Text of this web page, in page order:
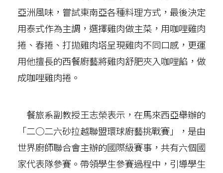
亞洲風味，嘗試東南亞各種料理方式，最後決定
用泰式作為主調，選擇雞肉做主菜，用咖哩雞肉
捲、春捲、打拋雞肉塔呈現雞肉不同口感，更運
用他擅長的西餐廚藝將雞肉舒肥夾入咖哩餡，做
成咖哩雞肉捲。
餐旅系副教授王志榮表示，在馬來西亞舉辦的
「二○二六砂拉越聯盟環球廚藝挑戰賽」，是由
世界廚師聯合會主辦的國際級賽事，共有六個國
家代表隊參賽。帶領學生參賽過程中，引導學生